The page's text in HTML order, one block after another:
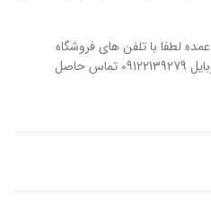
لطفا با تلفن های فروشگاه
66634910-021 و 66631684-021 و موبایل 09122139279 تماس حاصل